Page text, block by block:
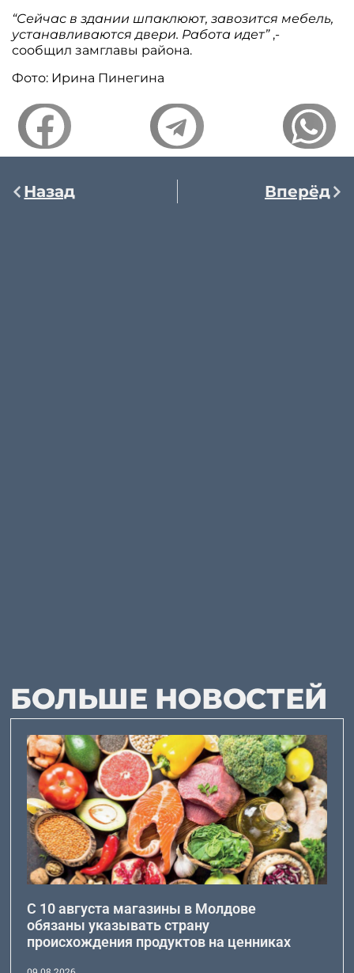
“Сейчас в здании шпаклюют, завозится мебель,
устанавливаются двери. Работа идет”,-
сообщил замглавы района.
Фото: Ирина Пинегина
Назад Вперёд
БОЛЬШЕ НОВОСТЕЙ
С 10 августа магазины в Молдове
обязаны указывать страну
происхождения продуктов на ценниках